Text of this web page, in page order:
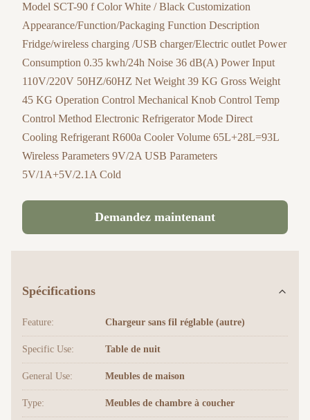
Model SCT-90 f Color White / Black Customization
Appearance/Function/Packaging Function Description
Fridge/wireless charging /USB charger/Electric outlet Power
Consumption 0.35 kwh/24h Noise 36 dB(A) Power Input
110V/220V 50HZ/60HZ Net Weight 39 KG Gross Weight
45 KG Operation Control Mechanical Knob Control Temp
Control Method Electronic Refrigerator Mode Direct
Cooling Refrigerant R600a Cooler Volume 65L+28L=93L
Wireless Parameters 9V/2A USB Parameters
5V/1A+5V/2.1A Cold
Demandez maintenant
Spécifications
Feature: Chargeur sans fil réglable (autre)
Specific Use: Table de nuit
General Use: Meubles de maison
Type: Meubles de chambre à coucher